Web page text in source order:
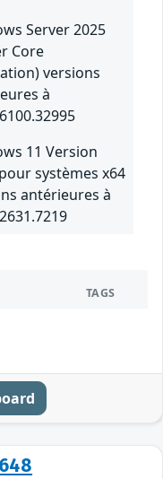
Server 2025
Core
versions
à
11 Version
systèmes x64
antérieures à
TAGS